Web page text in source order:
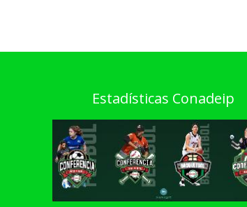
Estadísticas Conadeip